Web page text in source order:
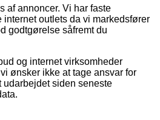
af annoncer. Vi har faste
internet outlets da vi markedsfører
godtgørelse såfremt du
og internet virksomheder
ønsker ikke at tage ansvar for
udarbejdet siden seneste